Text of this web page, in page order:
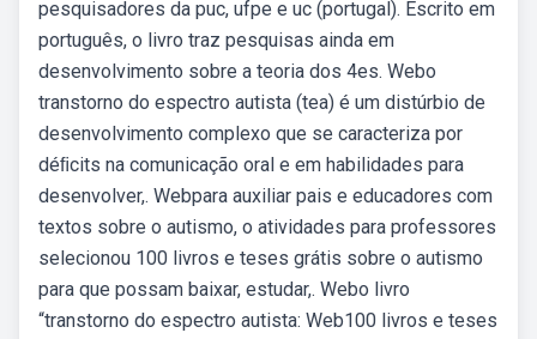
pesquisadores da puc, ufpe e uc (portugal). Escrito em
português, o livro traz pesquisas ainda em
desenvolvimento sobre a teoria dos 4es. Webo
transtorno do espectro autista (tea) é um distúrbio de
desenvolvimento complexo que se caracteriza por
déﬁcits na comunicação oral e em habilidades para
desenvolver,. Webpara auxiliar pais e educadores com
textos sobre o autismo, o atividades para professores
selecionou 100 livros e teses grátis sobre o autismo
para que possam baixar, estudar,. Webo livro
“transtorno do espectro autista: Web100 livros e teses